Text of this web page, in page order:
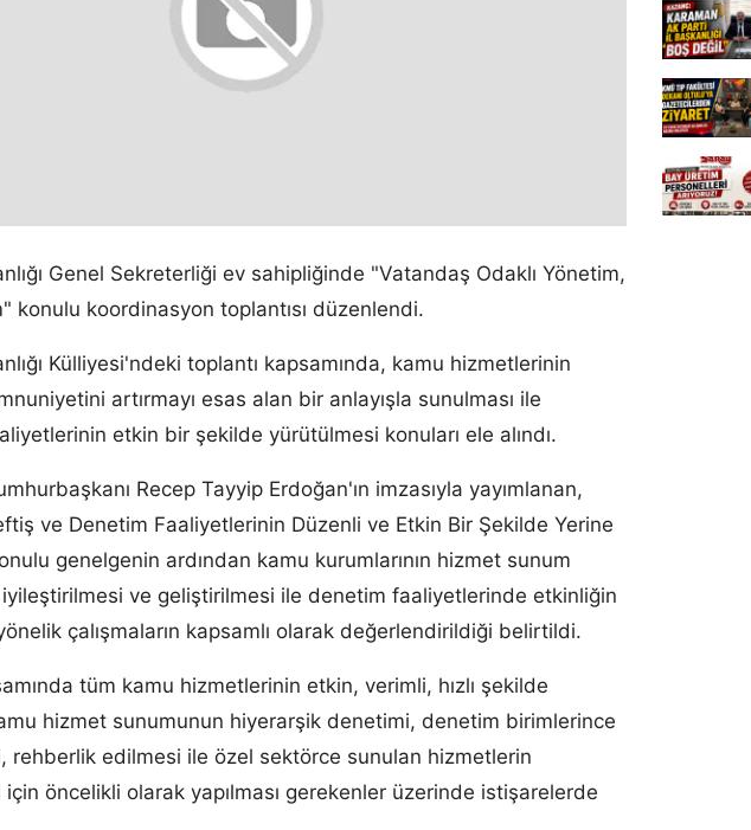
Genel Sekreterliği ev sahipliğinde "Vatandaş Odaklı Yönetim,
konulu koordinasyon toplantısı düzenlendi.
Külliyesi'ndeki toplantı kapsamında, kamu hizmetlerinin
artırmayı esas alan bir anlayışla sunulması ile
etkin bir şekilde yürütülmesi konuları ele alındı.
Recep Tayyip Erdoğan'ın imzasıyla yayımlanan,
ve Denetim Faaliyetlerinin Düzenli ve Etkin Bir Şekilde Yerine
genelgenin ardından kamu kurumlarının hizmet sunum
ve geliştirilmesi ile denetim faaliyetlerinde etkinliğin
yönelik çalışmaların kapsamlı olarak değerlendirildiği belirtildi.
tüm kamu hizmetlerinin etkin, verimli, hızlı şekilde
hizmet sunumunun hiyerarşik denetimi, denetim birimlerince
rehberlik edilmesi ile özel sektörce sunulan hizmetlerin
öncelikli olarak yapılması gerekenler üzerinde istişarelerde